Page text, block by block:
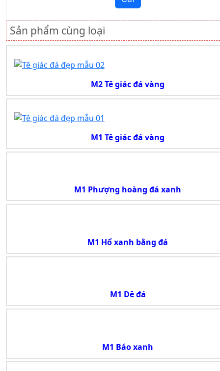
Sản phẩm cùng loại
M2 Tê giác đá vàng
M1 Tê giác đá vàng
M1 Phượng hoàng đá xanh
M1 Hổ xanh bằng đá
M1 Dê đá
M1 Báo xanh